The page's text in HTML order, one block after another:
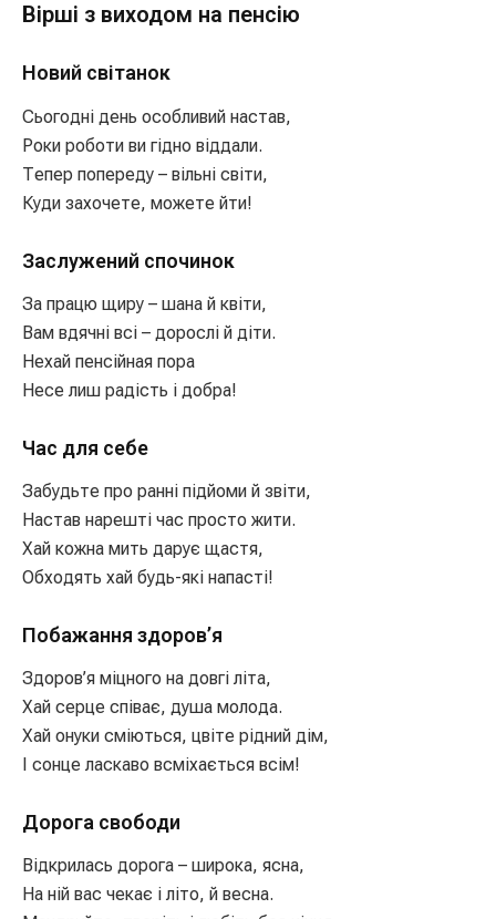
Вірші з виходом на пенсію
Новий світанок
Сьогодні день особливий настав,
Роки роботи ви гідно віддали.
Тепер попереду – вільні світи,
Куди захочете, можете йти!
Заслужений спочинок
За працю щиру – шана й квіти,
Вам вдячні всі – дорослі й діти.
Нехай пенсійная пора
Несе лиш радість і добра!
Час для себе
Забудьте про ранні підйоми й звіти,
Настав нарешті час просто жити.
Хай кожна мить дарує щастя,
Обходять хай будь-які напасті!
Побажання здоров’я
Здоров’я міцного на довгі літа,
Хай серце співає, душа молода.
Хай онуки сміються, цвіте рідний дім,
І сонце ласкаво всміхається всім!
Дорога свободи
Відкрилась дорога – широка, ясна,
На ній вас чекає і літо, й весна.